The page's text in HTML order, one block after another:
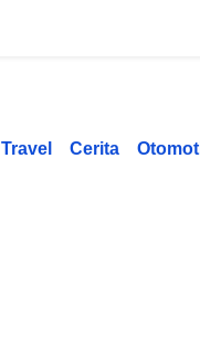
Travel Cerita